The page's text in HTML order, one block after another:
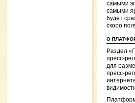
самыми
самыми
будет
скоро
О
Раздел
пресс-
для
пресс-